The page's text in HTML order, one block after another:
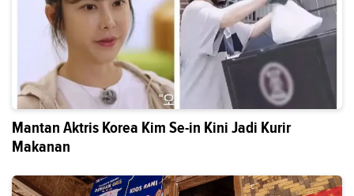
Mantan Aktris Korea Kim Se-in Kini Jadi Kurir
Makanan